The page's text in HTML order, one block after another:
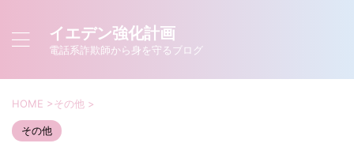
イエデン強化計画
電話系詐欺師から身を守るブログ
HOME >その他 >
その他